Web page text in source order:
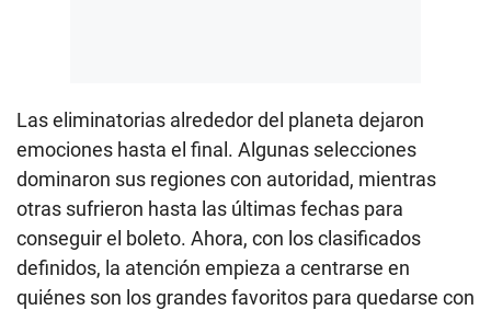
Las eliminatorias alrededor del planeta dejaron
emociones hasta el final. Algunas selecciones
dominaron sus regiones con autoridad, mientras
otras sufrieron hasta las últimas fechas para
conseguir el boleto. Ahora, con los clasificados
definidos, la atención empieza a centrarse en
quiénes son los grandes favoritos para quedarse con